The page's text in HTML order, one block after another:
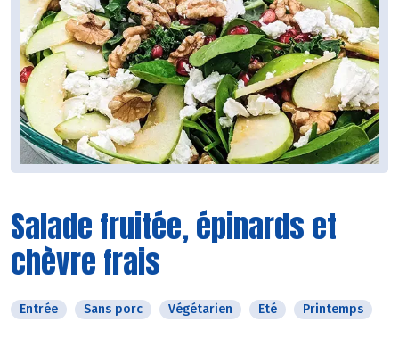
Salade fruitée, épinards et
chèvre frais
Entrée Sans porc Végétarien Eté Printemps